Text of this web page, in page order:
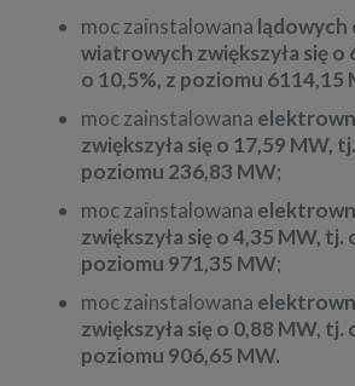
moc zainstalowana
wiatrowych zwiększyła się o
o 10,5%, z poziomu 6114,15
moc zainstalowana
zwiększyła się o 17,59 MW,
poziomu 236,83 MW;
moc zainstalowana
zwiększyła się o 4,35 MW, tj.
poziomu 971,35 MW;
moc zainstalowana
zwiększyła się o 0,88 MW, tj.
poziomu 906,65 MW.